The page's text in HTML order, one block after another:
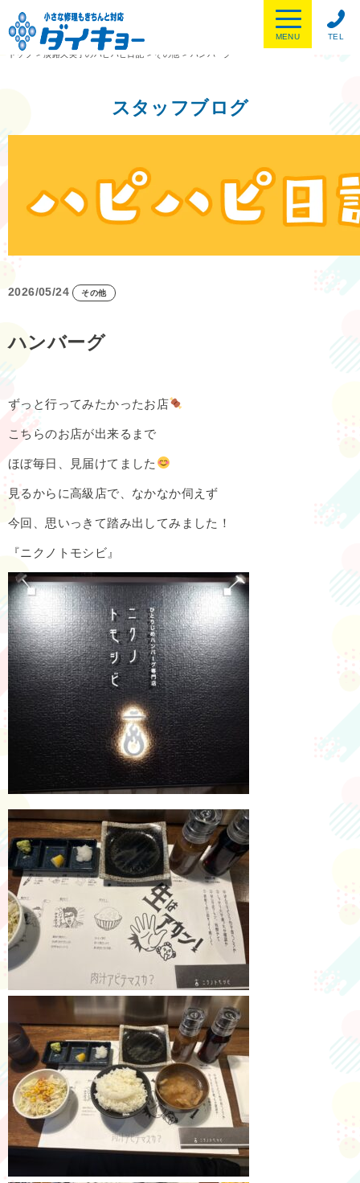
TEL
MENU
トップ
> 淡路久美子のハピハピ日記 > その他 > ハンバーグ
スタッフブログ
2026/05/24 その他
ハンバーグ
ずっと行ってみたかったお店
こちらのお店が出来るまで
ほぼ毎日、見届けてました
見るからに高級店で、なかなか伺えず
今回、思いっきて踏み出してみました！
『ニクノトモシビ』